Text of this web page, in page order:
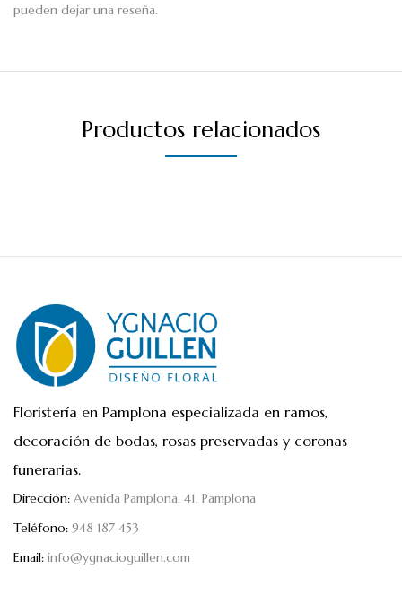
pueden dejar una reseña.
Productos relacionados
Floristería en Pamplona especializada en ramos,
decoración de bodas, rosas preservadas y coronas
funerarias.
Dirección: Avenida Pamplona, 41, Pamplona
Teléfono: 948 187 453
Email: info@ygnacioguillen.com